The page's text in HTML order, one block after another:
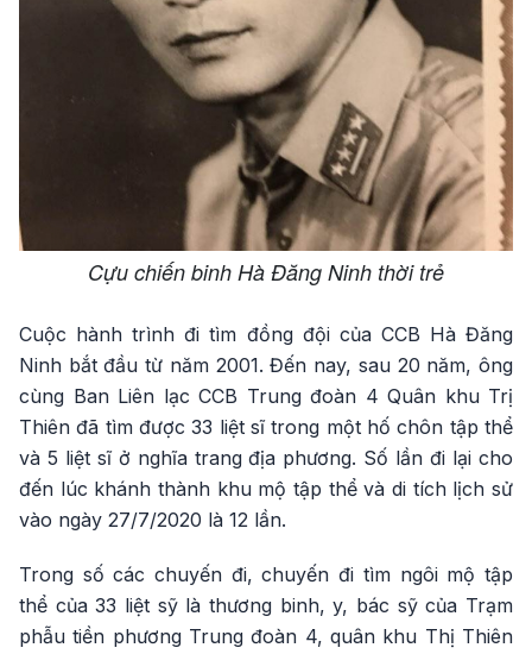
Cựu chiến binh Hà Đăng Ninh thời trẻ
Cuộc hành trình đi tìm đồng đội của CCB Hà Đăng
Ninh bắt đầu từ năm 2001. Đến nay, sau 20 năm, ông
cùng Ban Liên lạc CCB Trung đoàn 4 Quân khu Trị
Thiên đã tìm được 33 liệt sĩ trong một hố chôn tập thể
và 5 liệt sĩ ở nghĩa trang địa phương. Số lần đi lại cho
đến lúc khánh thành khu mộ tập thể và di tích lịch sử
vào ngày 27/7/2020 là 12 lần.
Trong số các chuyến đi, chuyến đi tìm ngôi mộ tập
thể của 33 liệt sỹ là thương binh, y, bác sỹ của Trạm
phẫu tiền phương Trung đoàn 4, quân khu Thị Thiên